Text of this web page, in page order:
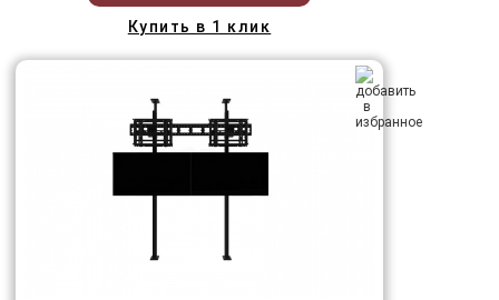
Купить в 1 клик